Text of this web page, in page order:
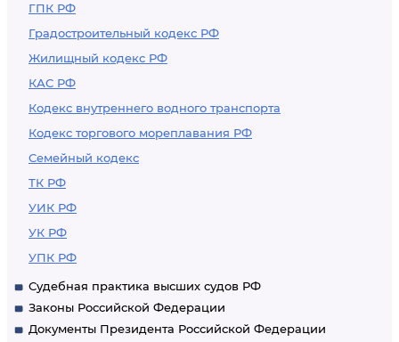
ГПК РФ
Градостроительный кодекс РФ
Жилищный кодекс РФ
КАС РФ
Кодекс внутреннего водного транспорта
Кодекс торгового мореплавания РФ
Семейный кодекс
ТК РФ
УИК РФ
УК РФ
УПК РФ
Судебная практика высших судов РФ
Законы Российской Федерации
Документы Президента Российской Федерации